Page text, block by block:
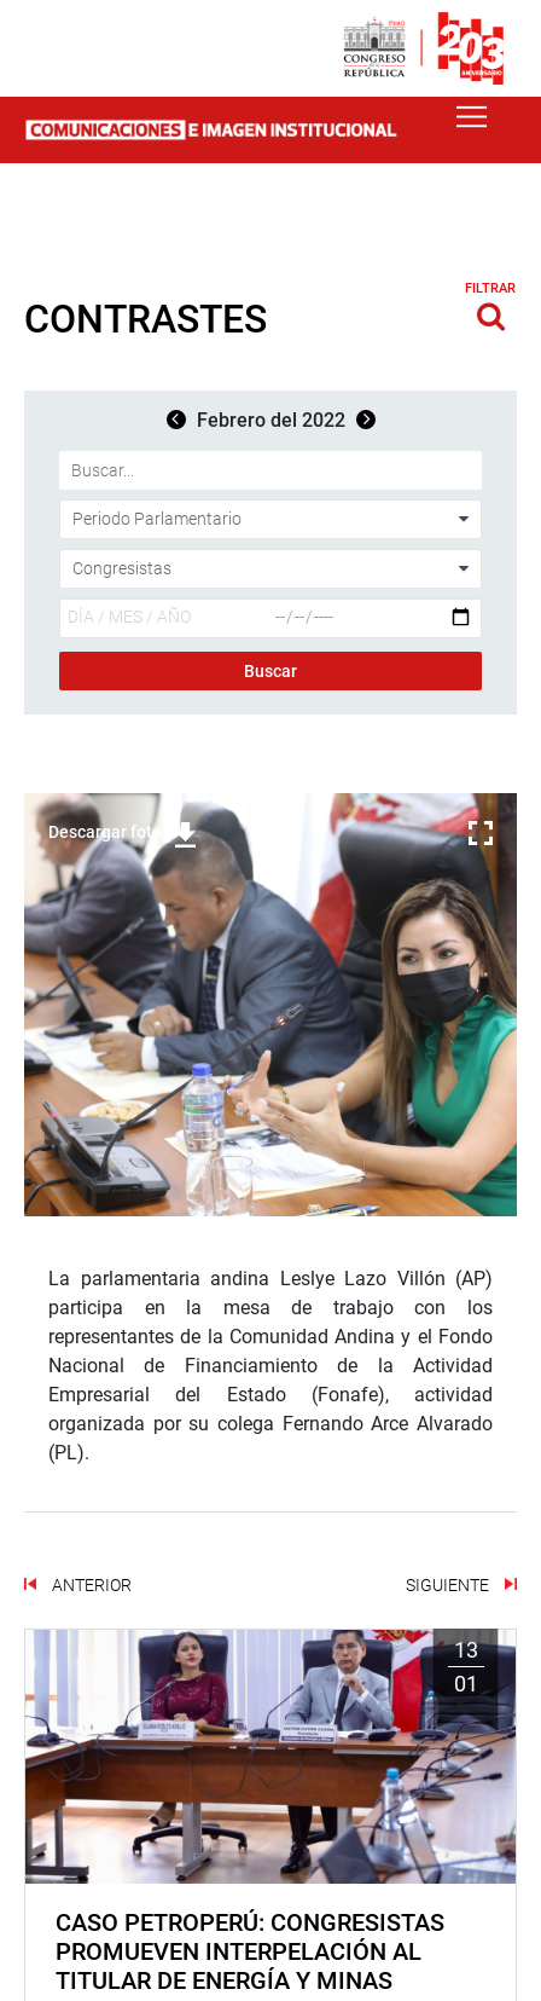
CONTRASTES
FILTRAR
Febrero del 2022
Descargar foto
La parlamentaria andina Leslye Lazo Villón (AP)
participa en la mesa de trabajo con los
representantes de la Comunidad Andina y el Fondo
Nacional de Financiamiento de la Actividad
Empresarial del Estado (Fonafe), actividad
organizada por su colega Fernando Arce Alvarado
(PL).
ANTERIOR SIGUIENTE
13
01
CASO PETROPERÚ: CONGRESISTAS
PROMUEVEN INTERPELACIÓN AL
TITULAR DE ENERGÍA Y MINAS